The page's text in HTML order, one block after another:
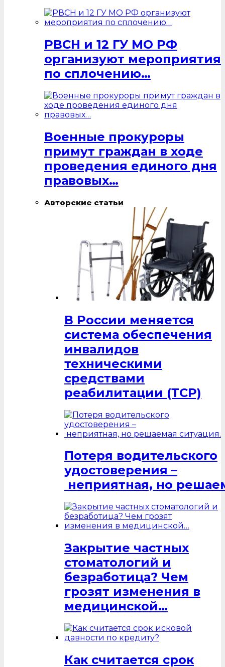
РВСН и 12 ГУ МО РФ
организуют мероприятия
по сплочению…
Военные прокуроры
примут граждан в ходе
проведения единого дня
правовых…
Авторские статьи
В России меняется
система обеспечения
инвалидов
техническими
средствами
реабилитации (ТСР)
Потеря водительского
удостоверения –
неприятная, но
Закрытие частных
стоматологий и
безработица? Чем
грозят изменения в
медицинской…
Как считается срок